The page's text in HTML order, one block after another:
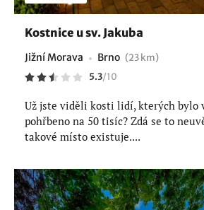
Kostnice u sv. Jakuba
Jižní Morava Brno (23 km)
5.3/10
Už jste viděli kosti lidí, kterých bylo
pohřbeno na 50 tisíc? Zdá se to
takové místo existuje....